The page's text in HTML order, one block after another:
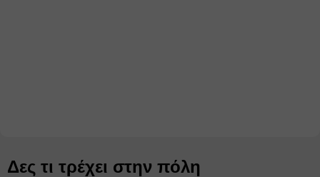
Δες τι τρέχει στην πόλη